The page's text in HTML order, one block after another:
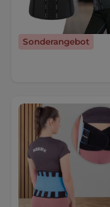
Sonderangebot